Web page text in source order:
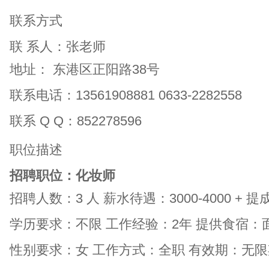
联系方式
联 系人：张老师
地址：
东港区正阳路38号
联系电话：13561908881 0633-2282558
联系 Q Q：852278596
职位描述
招聘职位：化妆师
招聘人数：3 人 薪水待遇：3000-4000 + 提
学历要求：不限 工作经验：2年 提供食宿：
性别要求：女 工作方式：全职 有效期：无